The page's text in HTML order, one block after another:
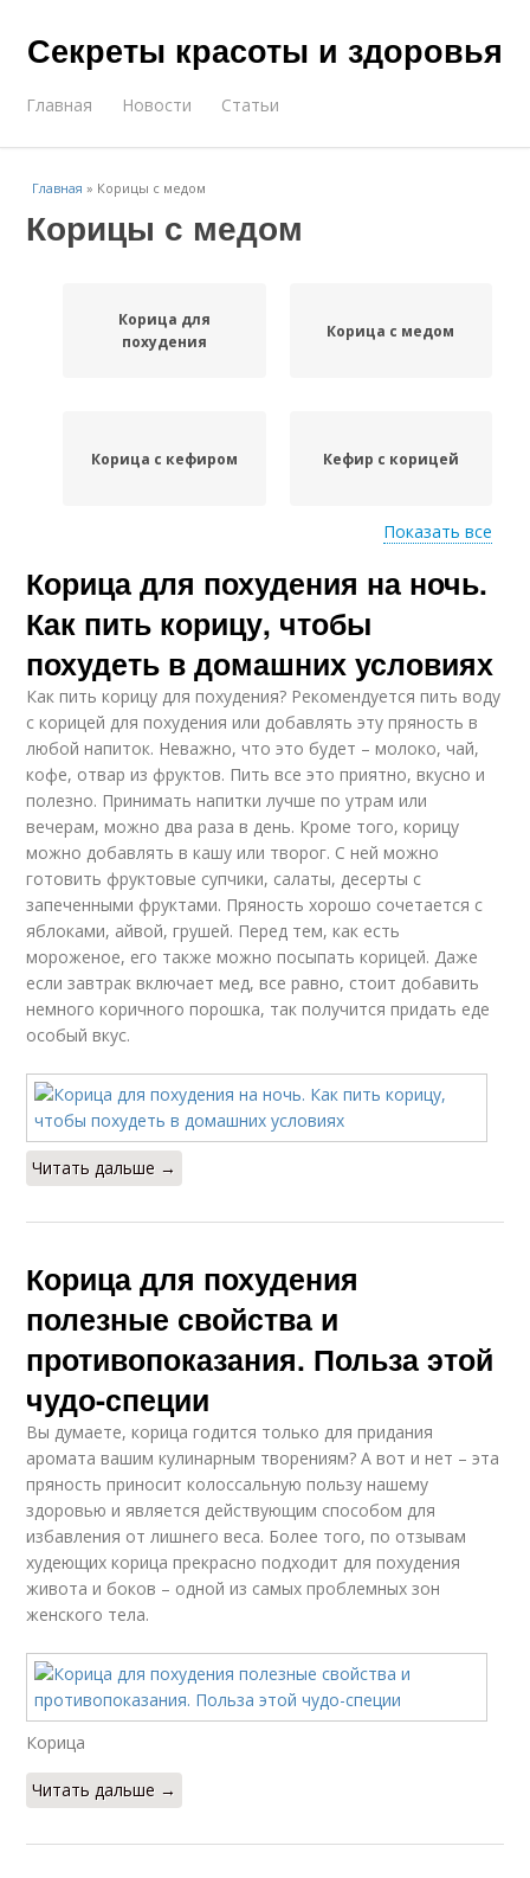
Секреты красоты и здоровья
Главная Новости Статьи
Главная » Корицы с медом
Корицы с медом
Корица для
похудения
Корица с медом
Корица с кефиром Кефир с корицей
Корицы для
похудения
Корицы с кефиром
Диеты с корицей Вод с корицей
Отвар с корицей Напитки с корицей
Мед с корицей
Показать все
Корица для похудения на ночь.
Как пить корицу, чтобы
похудеть в домашних условиях
Как пить корицу для похудения? Рекомендуется пить воду
с корицей для похудения или добавлять эту пряность в
любой напиток. Неважно, что это будет – молоко, чай,
кофе, отвар из фруктов. Пить все это приятно, вкусно и
полезно. Принимать напитки лучше по утрам или
вечерам, можно два раза в день. Кроме того, корицу
можно добавлять в кашу или творог. С ней можно
готовить фруктовые супчики, салаты, десерты с
запеченными фруктами. Пряность хорошо сочетается с
яблоками, айвой, грушей. Перед тем, как есть
мороженое, его также можно посыпать корицей. Даже
если завтрак включает мед, все равно, стоит добавить
немного коричного порошка, так получится придать еде
особый вкус.
Читать дальше →
Корица для похудения
полезные свойства и
противопоказания. Польза этой
чудо-специи
Вы думаете, корица годится только для придания
аромата вашим кулинарным творениям? А вот и нет – эта
пряность приносит колоссальную пользу нашему
здоровью и является действующим способом для
избавления от лишнего веса. Более того, по отзывам
худеющих корица прекрасно подходит для похудения
живота и боков – одной из самых проблемных зон
женского тела.
Корица
Читать дальше →